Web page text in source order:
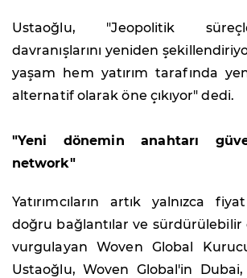
Ustaoğlu, "Jeopolitik
davranışlarını yeniden
yaşam hem yatırım tarafında
alternatif olarak öne çıkıyor" dedi.
"Yeni dönemin anahtarı
network"
Yatırımcıların artık yalnızca
doğru bağlantılar ve sürdürülebilir
vurgulayan Woven Global
Ustaoğlu, Woven Global'in